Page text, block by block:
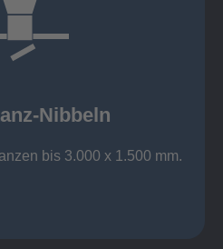
Nibbeln
bis 3.000 x 1.500 mm.
Park